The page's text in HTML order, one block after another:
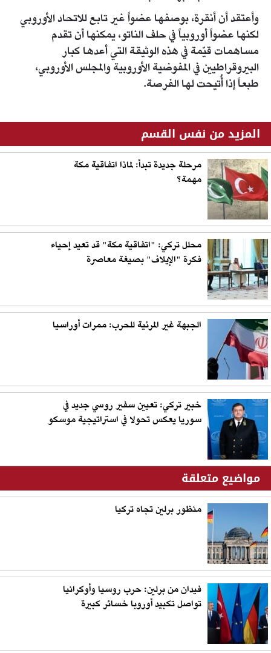
وأعتقد أن أنقرة، بوصفها عضواً غير تابع للاتحاد الأوروبي
لكنها عضواً أوروبياً في حلف الناتو، يمكنها أن تقدم
مساهمات قيّمة في هذه الوثيقة التي أعدها كبار
البيروقراطيين في المفوضية الأوروبية والمجلس الأوروبي،
طبعاً إذا أُتيحت لها الفرصة.
المزيد من نفس القسم
مرحلة جديدة تبدأ: لماذا اتفاقية مكة
مهمة؟
محلل تركي: "اتفاقية مكة" قد تعيد إحياء
فكرة "الإيلاف" بصيغة معاصرة
الجبهة غير المرئية للحرب: ممرات أوراسيا
خبير تركي: تعيين سفير روسي جديد في
سوريا يعكس تحولا في استراتيجية موسكو
مواضيع متعلقة
منظور برلين تجاه تركيا
فيدان من برلين: حرب روسيا وأوكرانيا
تواصل تكبيد أوروبا خسائر كبيرة